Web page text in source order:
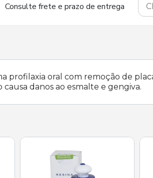
Consulte frete e prazo de entrega
profilaxia oral com remoção de
danos ao esmalte e gengiva.